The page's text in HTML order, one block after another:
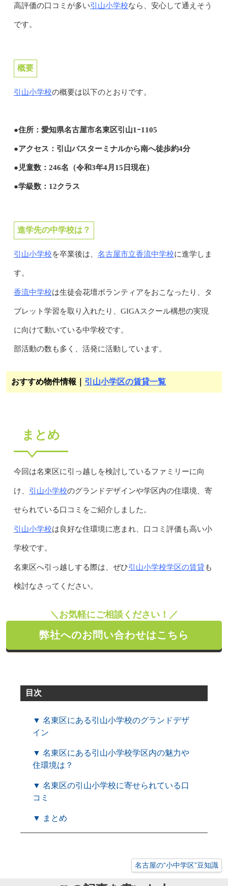
高評価の口コミが多い引山小学校なら、安心して通えそう
です。
概要
引山小学校の概要は以下のとおりです。
●住所：愛知県名古屋市名東区引山1ｰ1105
●アクセス：引山バスターミナルから南へ徒歩約4分
●児童数：246名（令和3年4月15日現在）
●学級数：12クラス
進学先の中学校は？
引山小学校を卒業後は、 名古屋市立香流中学校に進学しま
す。
香流中学校は生徒会花壇ボランティアをおこなったり、タ
ブレット学習を取り入れたり、GIGAスクール構想の実現
に向けて動いている中学校です。
部活動の数も多く、活発に活動しています。
おすすめ物件情報｜ 引山小学区の賃貸一覧
まとめ
今回は名東区に引っ越しを検討しているファミリーに向
け、 引山小学校のグランドデザインや学区内の住環境、寄
せられている口コミをご紹介しました。
引山小学校は良好な住環境に恵まれ、口コミ評価も高い小
学校です。
名東区へ引っ越しする際は、ぜひ引山小学校学区の賃貸も
検討なさってください。
＼お気軽にご相談ください！／
弊社へのお問い合わせはこちら
目次
▼ 名東区にある引山小学校のグランドデザ
イン
▼ 名東区にある引山小学校学区内の魅力や
住環境は？
▼ 名東区の引山小学校に寄せられている口
コミ
▼ まとめ
名古屋の“小中学区”豆知識